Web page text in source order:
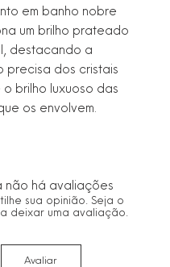
em banho nobre
um brilho prateado
destacando a
precisa dos cristais
brilho luxuoso das
os envolvem.
não há avaliações
sua opinião. Seja o
deixar uma avaliação.
Avaliar